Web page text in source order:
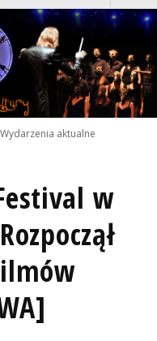
Wydarzenia aktualne
w